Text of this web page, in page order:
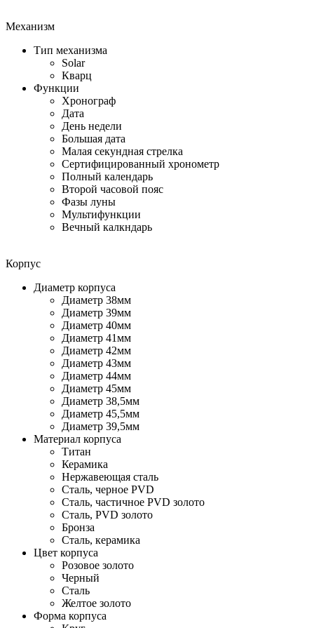
Механизм
Тип механизма
Solar
Кварц
Функции
Хронограф
Дата
День недели
Большая дата
Малая секундная стрелка
Сертифицированный хронометр
Полный календарь
Второй часовой пояс
Фазы луны
Мультифункции
Вечный калкндарь
Корпус
Диаметр корпуса
Диаметр 38мм
Диаметр 39мм
Диаметр 40мм
Диаметр 41мм
Диаметр 42мм
Диаметр 43мм
Диаметр 44мм
Диаметр 45мм
Диаметр 38,5мм
Диаметр 45,5мм
Диаметр 39,5мм
Материал корпуса
Титан
Керамика
Нержавеющая сталь
Сталь, черное PVD
Сталь, частичное PVD золото
Сталь, PVD золото
Бронза
Сталь, керамика
Цвет корпуса
Розовое золото
Черный
Сталь
Желтое золото
Форма корпуса